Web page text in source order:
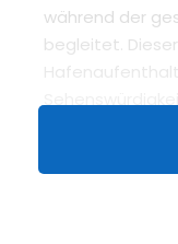
während der
begleitet.
der Côtes du